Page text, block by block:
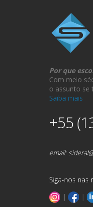
Por que
Com meio
o assunto se
Saiba mais
+55
email:
Siga-nos nas
|
|